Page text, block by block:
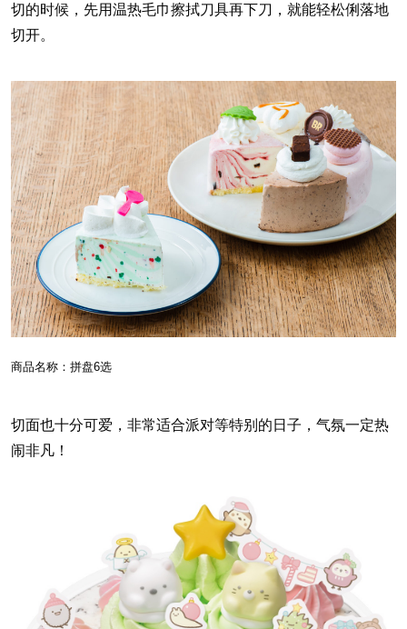
切的时候，先用温热毛巾擦拭刀具再下刀，就能轻松俐落地
切开。
商品名称：拼盘6选
切面也十分可爱，非常适合派对等特别的日子，气氛一定热
闹非凡！